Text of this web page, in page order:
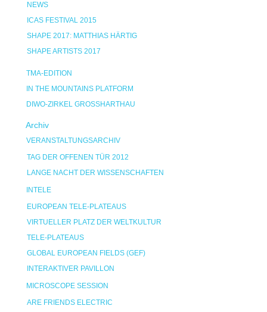
NEWS
ICAS FESTIVAL 2015
SHAPE 2017: MATTHIAS HÄRTIG
SHAPE ARTISTS 2017
TMA-EDITION
IN THE MOUNTAINS PLATFORM
DIWO-ZIRKEL GROSSHARTHAU
Archiv
VERANSTALTUNGSARCHIV
TAG DER OFFENEN TÜR 2012
LANGE NACHT DER WISSENSCHAFTEN
INTELE
EUROPEAN TELE-PLATEAUS
VIRTUELLER PLATZ DER WELTKULTUR
TELE-PLATEAUS
GLOBAL EUROPEAN FIELDS (GEF)
INTERAKTIVER PAVILLON
MICROSCOPE SESSION
ARE FRIENDS ELECTRIC